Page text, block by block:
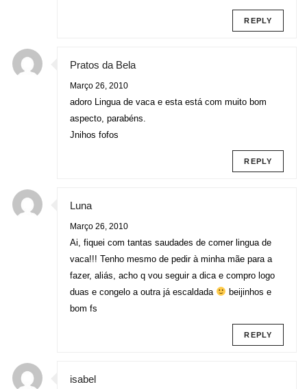
REPLY
Pratos da Bela
Março 26, 2010
adoro Lingua de vaca e esta está com muito bom
aspecto, parabéns.
Jnihos fofos
REPLY
Luna
Março 26, 2010
Ai, fiquei com tantas saudades de comer lingua de
vaca!!! Tenho mesmo de pedir à minha mãe para a
fazer, aliás, acho q vou seguir a dica e compro logo
duas e congelo a outra já escaldada
beijinhos e
bom fs
REPLY
isabel